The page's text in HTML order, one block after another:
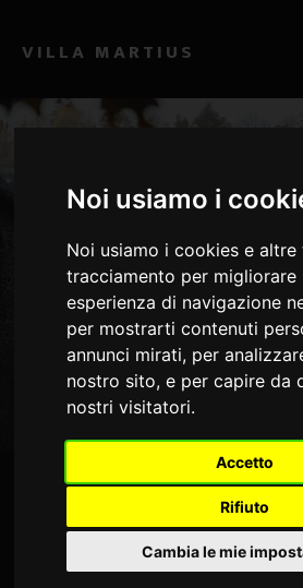
Noi usiamo i
Noi usiamo i cookies e altre
tracciamento per migliorare
esperienza di navigazione
per mostrarti contenuti
annunci mirati, per
nostro sito, e per capire da
nostri visitatori.
Accetto
Rifiuto
Cambia le mie
VILLA MARTIUS
Switzerland
Lorem ipsum dolor sit amet, consectetur
pulvinar neque. Nulla finibus lobortis pulvinar.
PROJECT VIDEO
Sed tempor iaculis massa faucibus feugiat.